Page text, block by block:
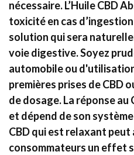
nécessaire. L’Huile CBD
toxicité en cas
solution qui sera
voie digestive. Soyez
automobile ou
premières prises de CBD
de dosage. La réponse au
et dépend de son
CBD qui est relaxant
consommateurs un effet